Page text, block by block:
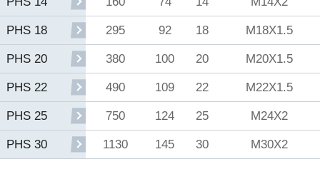
PHS 18 295 92 18 M18X1.5
PHS 20 380 100 20 M20X1.5
PHS 22 490 109 22 M22X1.5
PHS 25 750 124 25 M24X2
PHS 30 1130 145 30 M30X2